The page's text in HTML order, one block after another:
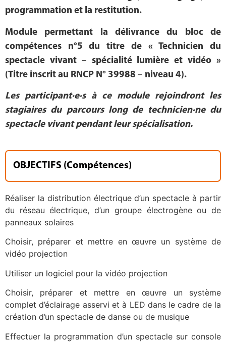
programmation et la restitution.
Module permettant la délivrance du bloc de
compétences n°5 du titre de « Technicien du
spectacle vivant – spécialité lumière et vidéo »
(Titre inscrit au RNCP N° 39988 – niveau 4).
Les participant·e·s à ce module rejoindront les
stagiaires du parcours long de technicien·ne du
spectacle vivant pendant leur spécialisation.
OBJECTIFS (Compétences)
Réaliser la distribution électrique d’un spectacle à partir
du réseau électrique, d’un groupe électrogène ou de
panneaux solaires
Choisir, préparer et mettre en œuvre un système de
vidéo projection
Utiliser un logiciel pour la vidéo projection
Choisir, préparer et mettre en œuvre un système
complet d’éclairage asservi et à LED dans le cadre de la
création d’un spectacle de danse ou de musique
Effectuer la programmation d’un spectacle sur console